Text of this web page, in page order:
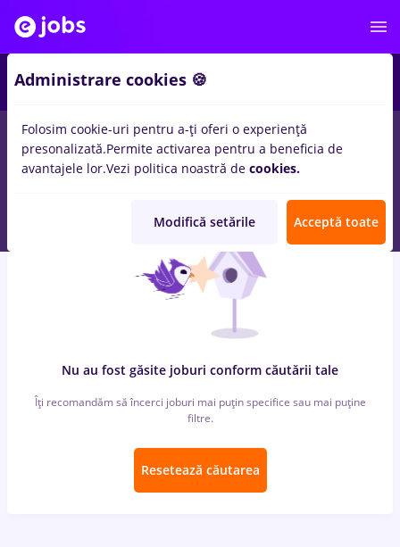
locuri de muncacu salarii zidar zugrav, Full time
NapocapentruStudent inTransport / Distributie, Medicina /
Sanatate
Nu au fost găsite joburi conform căutării tale
Îți recomandăm să încerci joburi mai puțin specifice sau mai puține
filtre.
Resetează căutarea
Administrare cookies 🍪
Folosim cookie-uri pentru a-ți oferi o experiență
presonalizată.Permite activarea pentru a beneficia de
avantajele lor.Vezi politica noastră de cookies.
Modifică setările Acceptă toate